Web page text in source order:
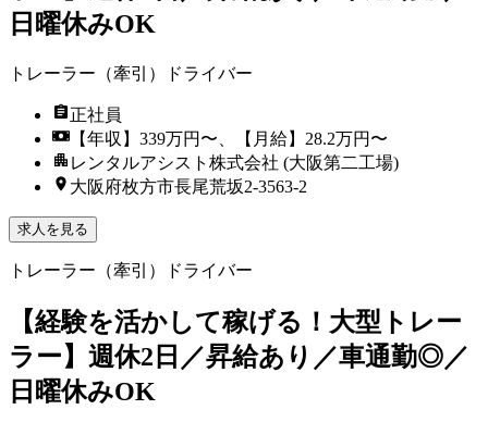
日曜休みOK
トレーラー（牽引）ドライバー
正社員
【年収】339万円〜、【月給】28.2万円〜
レンタルアシスト株式会社 (大阪第二工場)
大阪府枚方市長尾荒坂2-3563-2
求人を見る
トレーラー（牽引）ドライバー
【経験を活かして稼げる！大型トレー
ラー】週休2日／昇給あり／車通勤◎／
日曜休みOK